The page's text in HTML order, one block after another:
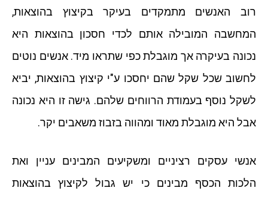
רוב האנשים מתמקדים בעיקר בקיצוץ בהוצאות,
המחשבה המובילה אותם לכדי חסכון בהוצאות היא
נכונה בעיקרה אך מוגבלת כפי שתראו מיד. אנשים נוטים
לחשוב שכל שקל שהם יחסכו ע"י קיצוץ בהוצאות, יביא
לשקל נוסף בעמודת הרווחים שלהם. גישה זו היא נכונה
אבל היא מוגבלת מאוד ומהווה בזבוז משאבים יקר.
אנשי עסקים רציניים ומשקיעים המבינים עניין ואת
הלכות הכסף מבינים כי יש גבול לקיצוץ בהוצאות